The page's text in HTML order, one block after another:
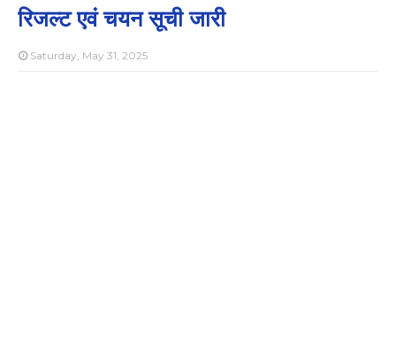
रिजल्ट एवं चयन सूची जारी
Saturday, May 31, 2025